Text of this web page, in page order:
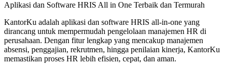
Aplikasi dan Software HRIS All in One Terbaik dan Termurah
KantorKu adalah aplikasi dan software HRIS all-in-one yang
dirancang untuk mempermudah pengelolaan manajemen HR di
perusahaan. Dengan fitur lengkap yang mencakup manajemen
absensi, penggajian, rekrutmen, hingga penilaian kinerja, KantorKu
memastikan proses HR lebih efisien, cepat, dan aman.